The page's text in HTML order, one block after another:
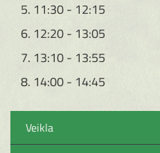
5. 11:30 - 12:15
6. 12:20 - 13:05
7. 13:10 - 13:55
8. 14:00 - 14:45
Veikla